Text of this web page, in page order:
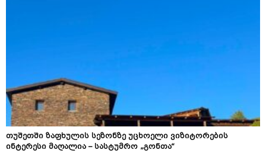
თუშეთში ზაფხულის სეზონზე უცხოელი ვიზიტორების
ინტერესი მაღალია – სასტუმრო „გონთა“